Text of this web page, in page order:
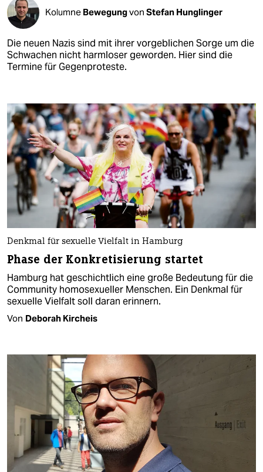
Kolumne Bewegungvon Stefan Hunglinger
Die neuen Nazis sind mit ihrer vorgeblichen Sorge um die
Schwachen nicht harmloser geworden. Hier sind die
Termine für Gegenproteste.
Denkmal für sexuelle Vielfalt in Hamburg
Phase der Konkretisierung startet
Hamburg hat geschichtlich eine große Bedeutung für die
Community homosexueller Menschen. Ein Denkmal für
sexuelle Vielfalt soll daran erinnern.
Von Deborah Kircheis